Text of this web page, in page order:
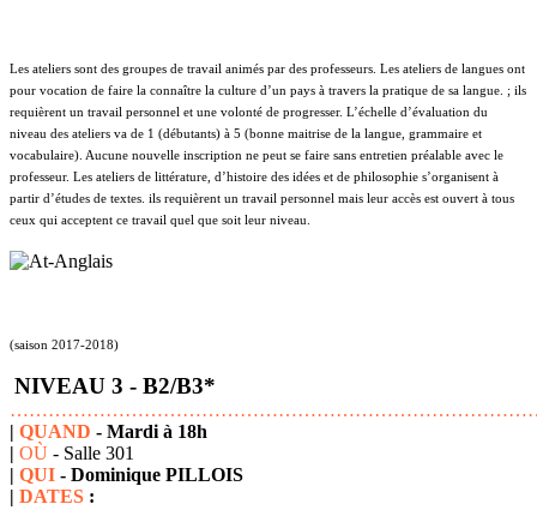
Les ateliers sont des groupes de travail animés par des professeurs. Les ateliers de langues ont
pour vocation de faire la connaître la culture d’un pays à travers la pratique de sa langue. ; ils
requièrent un travail personnel et une volonté de progresser. L’échelle d’évaluation du
niveau des ateliers va de 1 (débutants) à 5 (bonne maitrise de la langue, grammaire et
vocabulaire). Aucune nouvelle inscription ne peut se faire sans entretien préalable avec le
professeur. Les ateliers de littérature, d’histoire des idées et de philosophie s’organisent à
partir d’études de textes. ils requièrent un travail personnel mais leur accès est ouvert à tous
ceux qui acceptent ce travail quel que soit leur niveau.
(saison 2017-2018)
NIVEAU 3 - B2/B3*
| QUAND - Mardi à 18h
| OÙ - Salle 301
| QUI - Dominique PILLOIS
| DATES :